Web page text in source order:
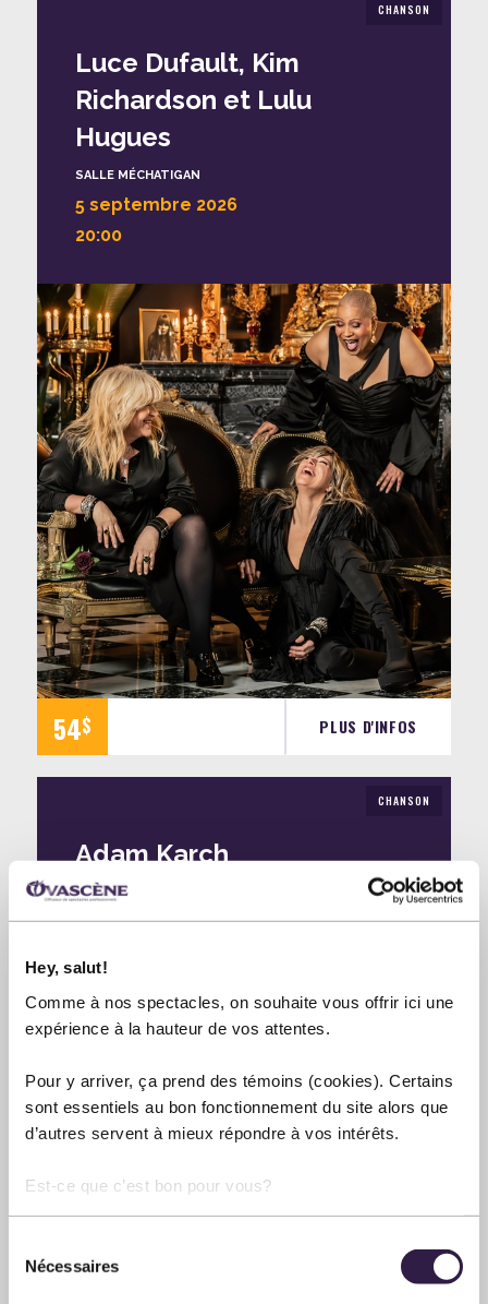
Hey, salut!
Comme à nos spectacles, on souhaite vous offrir ici une
expérience à la hauteur de vos attentes.
Pour y arriver, ça prend des témoins (cookies). Certains
sont essentiels au bon fonctionnement du site alors que
d’autres servent à mieux répondre à vos intérêts.
Est-ce que c’est bon pour vous?
Nécessaires
CHANSON
Luce Dufault, Kim
Richardson et Lulu
Hugues
SALLE MÉCHATIGAN
5 septembre 2026
20:00
54$ PLUS D'INFOS
CHANSON
Adam Karch
SALLE MÉCHATIGAN
11 septembre 2026